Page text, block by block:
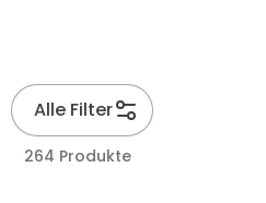
Alle Filter
264 Produkte